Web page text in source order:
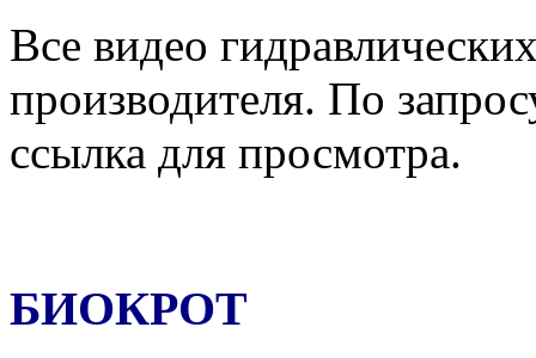
Все видео
производителя. По
ссылка для просмотра.
БИОКРОТ